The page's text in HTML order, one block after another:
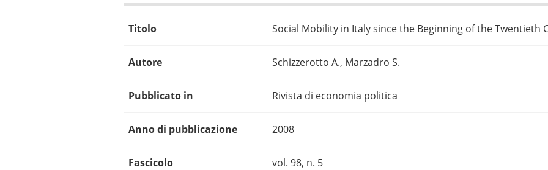
Titolo Social Mobility in Italy since the Beginning of the Twentieth
Autore Schizzerotto A., Marzadro S.
Pubblicato in Rivista di economia politica
Anno di pubblicazione 2008
Fascicolo vol. 98, n. 5